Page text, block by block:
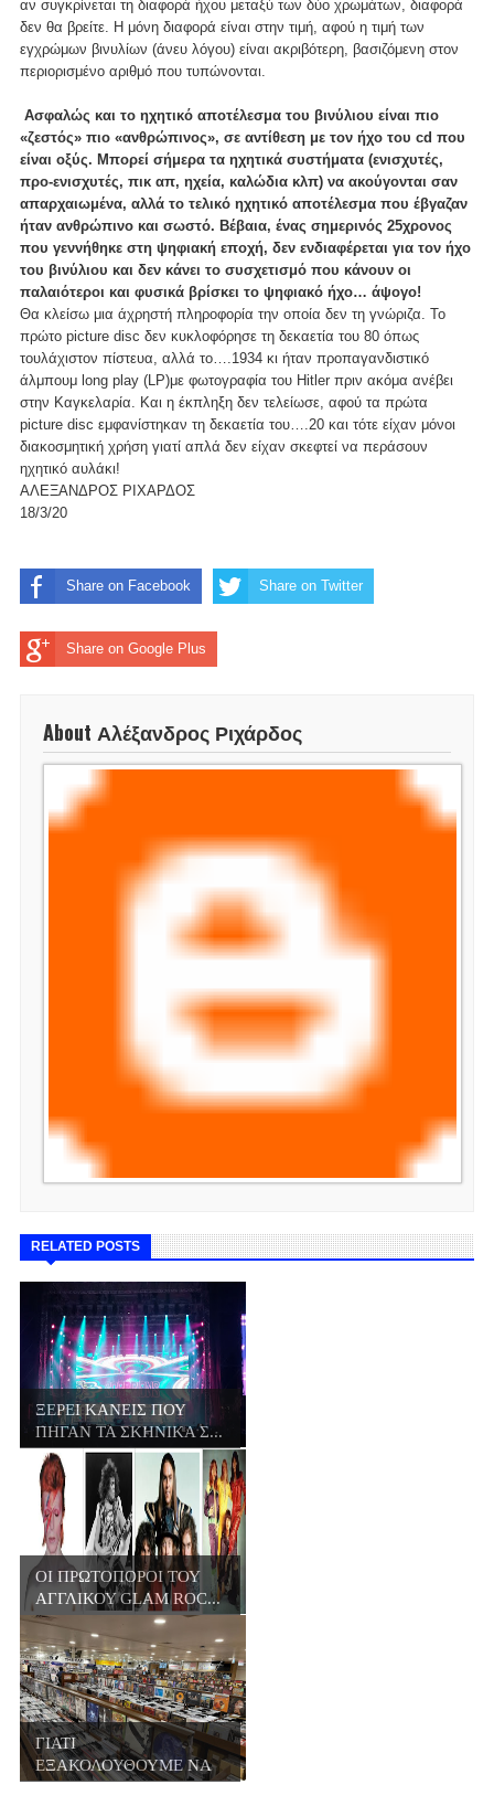
αν συγκρίνεται τη διαφορά ήχου μεταξύ των δύο χρωμάτων, διαφορά
δεν θα βρείτε. Η μόνη διαφορά είναι στην τιμή, αφού η τιμή των
εγχρώμων βινυλίων (άνευ λόγου) είναι ακριβότερη, βασιζόμενη στον
περιορισμένο αριθμό που τυπώνονται.
Ασφαλώς και το ηχητικό αποτέλεσμα του βινύλιου είναι πιο
«ζεστός» πιο «ανθρώπινος», σε αντίθεση με τον ήχο του cd που
είναι οξύς. Μπορεί σήμερα τα ηχητικά συστήματα (ενισχυτές,
προ-ενισχυτές, πικ απ, ηχεία, καλώδια κλπ) να ακούγονται σαν
απαρχαιωμένα, αλλά το τελικό ηχητικό αποτέλεσμα που έβγαζαν
ήταν ανθρώπινο και σωστό. Βέβαια, ένας σημερινός 25χρονος
που γεννήθηκε στη ψηφιακή εποχή, δεν ενδιαφέρεται για τον ήχο
του βινύλιου και δεν κάνει το συσχετισμό που κάνουν οι
παλαιότεροι και φυσικά βρίσκει το ψηφιακό ήχο… άψογο!
Θα κλείσω μια άχρηστή πληροφορία την οποία δεν τη γνώριζα. Το
πρώτο picture disc δεν κυκλοφόρησε τη δεκαετία του 80 όπως
τουλάχιστον πίστευα, αλλά το….1934 κι ήταν προπαγανδιστικό
άλμπουμ long play (LP)με φωτογραφία του Hitler πριν ακόμα ανέβει
στην Καγκελαρία. Και η έκπληξη δεν τελείωσε, αφού τα πρώτα
picture disc εμφανίστηκαν τη δεκαετία του….20 και τότε είχαν μόνοι
διακοσμητική χρήση γιατί απλά δεν είχαν σκεφτεί να περάσουν
ηχητικό αυλάκι!
ΑΛΕΞΑΝΔΡΟΣ ΡΙΧΑΡΔΟΣ
18/3/20
Share on Facebook Share on Twitter
Share on Google Plus
About Αλέξανδρος Ριχάρδος
RELATED POSTS
ΞΕΡΕΙ ΚΑΝΕΙΣ ΠΟΥ
ΠΗΓΑΝ ΤΑ ΣΚΗΝΙΚΑ Σ...
ΟΙ ΠΡΩΤΟΠΟΡΟΙ ΤΟΥ
ΑΓΓΛΙΚΟΥ GLAM ROC...
ΓΙΑΤΙ
ΕΞΑΚΟΛΟΥΘΟΥΜΕ ΝΑ
ΑΓΟΡΑΖΟΥΜΕ Β...